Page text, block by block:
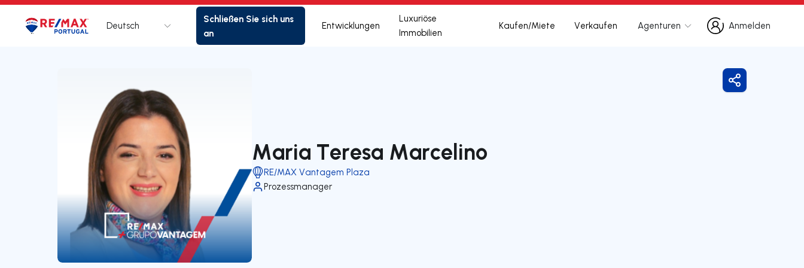
Logo Zur Startseite
Deutsch
Schließen Sie sich uns
an
Entwicklungen
Luxuriöse
Immobilien
Kaufen/Miete Verkaufen Agenturen
Anmelden
Anmelden
Maria Teresa Marcelino
RE/MAX Vantagem Plaza
Prozessmanager
Freigeben